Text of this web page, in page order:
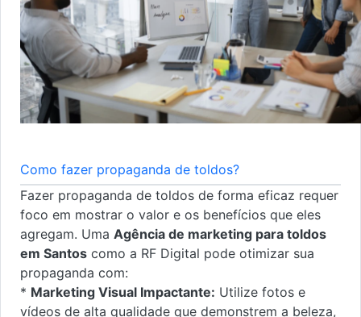
Como fazer propaganda de toldos?
Fazer propaganda de toldos de forma eficaz requer
foco em mostrar o valor e os benefícios que eles
agregam. Uma Agência de marketing para toldos
em Santos como a RF Digital pode otimizar sua
propaganda com:
* Marketing Visual Impactante: Utilize fotos e
vídeos de alta qualidade que demonstrem a beleza,